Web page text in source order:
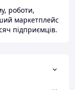
роботи,
маркетплейс
підприємців.